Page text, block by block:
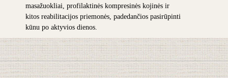
masažuokliai, profilaktinės kompresinės kojinės ir
kitos reabilitacijos priemonės, padedančios pasirūpinti
kūnu po aktyvios dienos.